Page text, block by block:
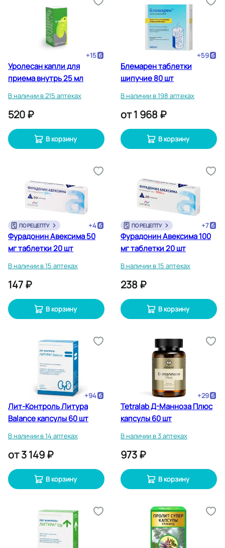
+15
Уролесан капли для
приема внутрь 25 мл
В наличии в 215 аптеках
520 ₽
В корзину
+59
Блемарен таблетки
шипучие 80 шт
В наличии в 198 аптеках
от1 968 ₽
В корзину
ПО РЕЦЕПТУ +4
Фурадонин Авексима 50
мг таблетки 20 шт
В наличии в 15 аптеках
147 ₽
В корзину
ПО РЕЦЕПТУ +7
Фурадонин Авексима 100
мг таблетки 20 шт
В наличии в 15 аптеках
238 ₽
В корзину
+94
Лит-Контроль Литура
Balance капсулы 60 шт
В наличии в 14 аптеках
от3 149 ₽
В корзину
+29
Tetralab Д-Манноза Плюс
капсулы 60 шт
В наличии в 3 аптеках
973 ₽
В корзину